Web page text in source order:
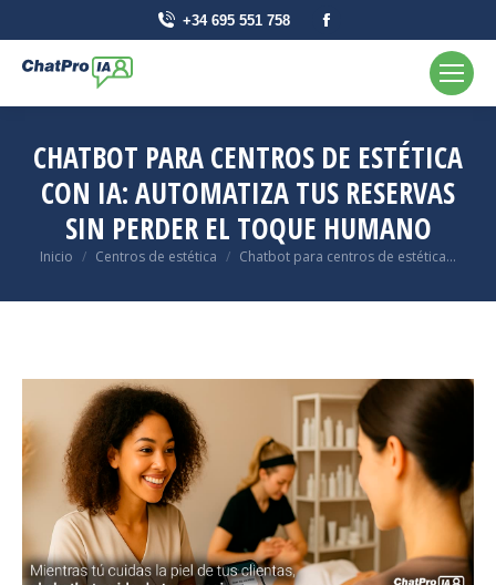
+34 695 551 758
se
en
una
ventana
nueva
CHATBOT PARA CENTROS DE ESTÉTICA
CON IA: AUTOMATIZA TUS RESERVAS
SIN PERDER EL TOQUE HUMANO
Se encuentra usted aquí:
Inicio Centros de estética Chatbot para centros de estética...